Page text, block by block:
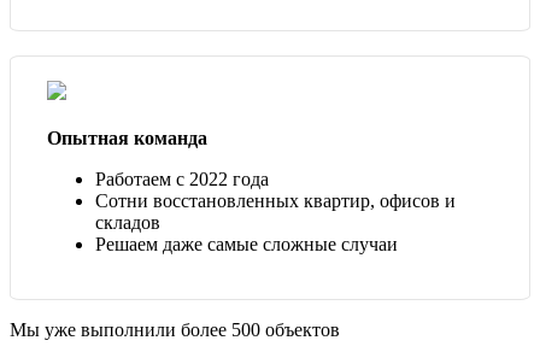
Опытная команда
Работаем с 2022 года
Сотни восстановленных квартир, офисов и
складов
Решаем даже самые сложные случаи
Мы уже выполнили более 500 объектов